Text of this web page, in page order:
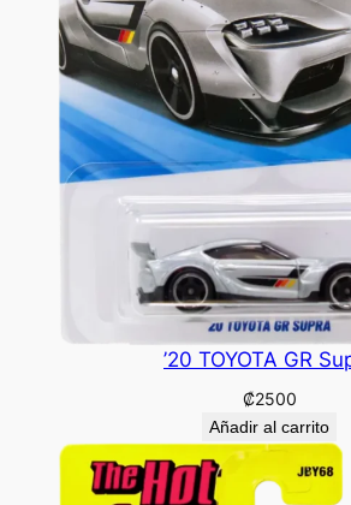
’20 TOYOTA GR
₡2500
Añadir al carrito